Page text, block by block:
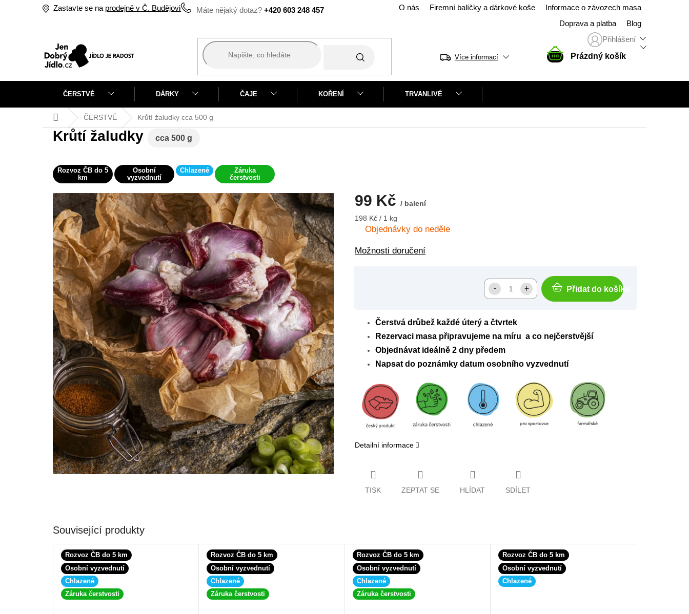
+420 603 248 457
Zastavte se na prodejně v Č. Budějovicích O nás Firemní balíčky a dárkové koše
Informace o závozech masa
Doprava a platba
Blog
Přihlášení
Více informací
NÁKUPNÍ
KOŠÍK
Prázdný košík
ČERSTVÉ DÁRKY ČAJE KOŘENÍ TRVANLIVÉ
Domů ČERSTVÉ Krůtí žaludky cca 500 g
Krůtí žaludky cca 500 g
Rozvoz ČB do 5
km
Osobní
vyzvednutí
Chlazené
Záruka
čerstvosti
99 Kč / balení
Měrná
cena:
198 Kč / 1 kg
Objednávky do neděle
Možnosti doručení
Přidat do košíku
Čerstvá drůbež každé úterý a čtvrtek
Rezervaci masa připravujeme na míru a co nejčerstvější
Objednávat ideálně 2 dny předem
Napsat do poznámky datum osobního vyzvednutí
Detailní informace
TISK ZEPTAT SE HLÍDAT SDÍLET
Související produkty
Rozvoz ČB do 5 km
Osobní vyzvednutí
Chlazené
Záruka čerstvosti
Rozvoz ČB do 5 km
Osobní vyzvednutí
Chlazené
Záruka čerstvosti
Rozvoz ČB do 5 km
Osobní vyzvednutí
Chlazené
Záruka čerstvosti
Rozvoz ČB do 5 km
Osobní vyzvednutí
Chlazené